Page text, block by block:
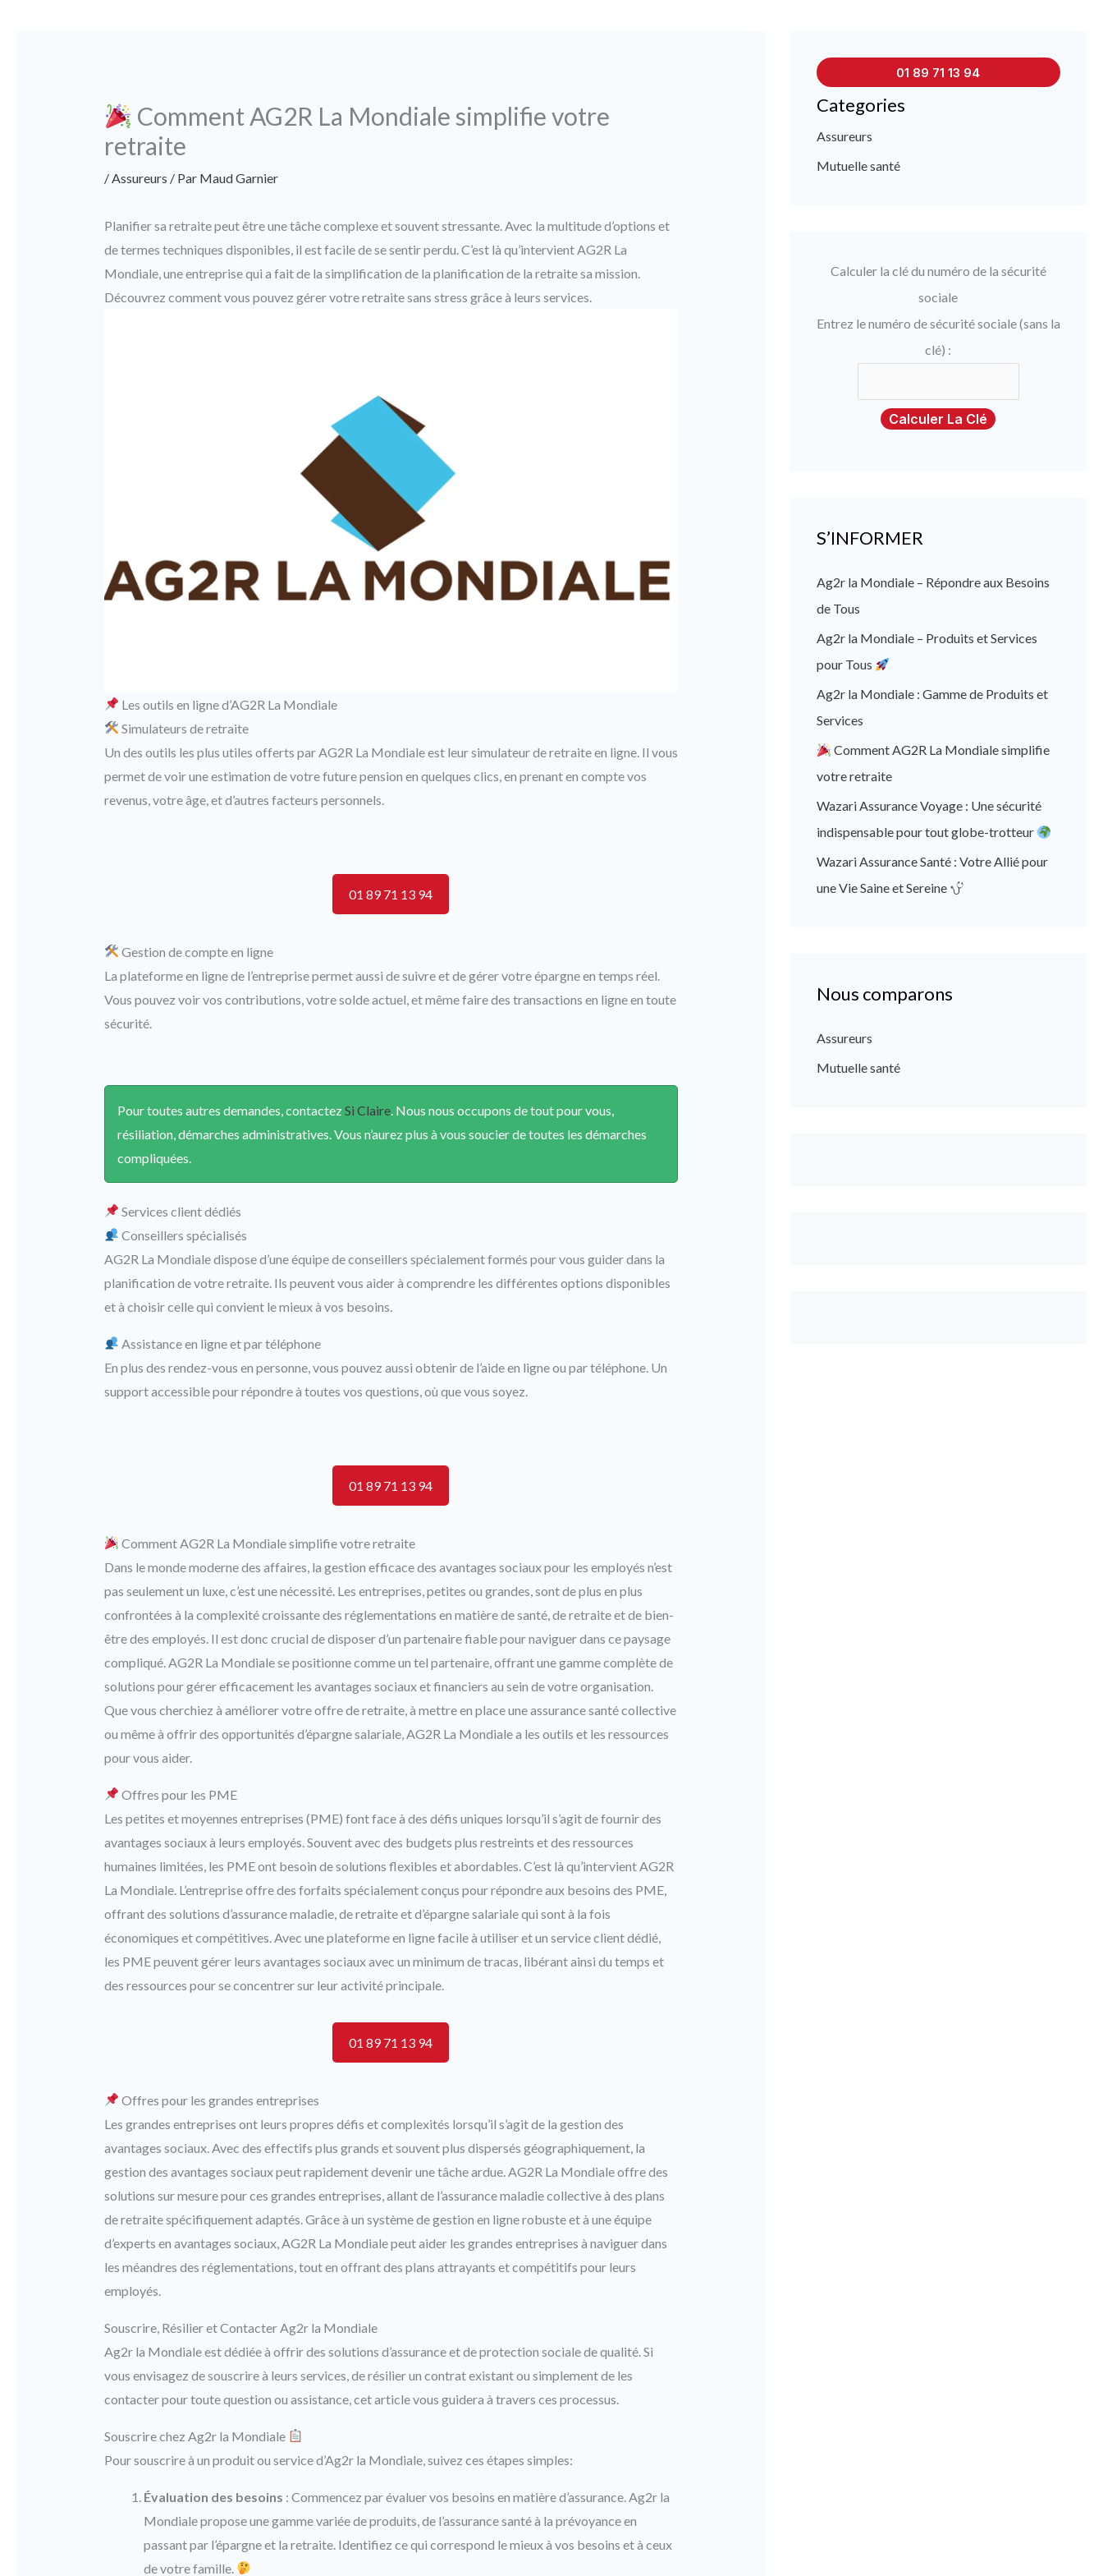
Comment AG2R La Mondiale simplifie votre
retraite
/Assureurs / Par Maud Garnier
Planifier sa retraite peut être une tâche complexe et souvent stressante. Avec la multitude d’options et
de termes techniques disponibles, il est facile de se sentir perdu. C’est là qu’intervient AG2R La
Mondiale, une entreprise qui a fait de la simplification de la planification de la retraite sa mission.
Découvrez comment vous pouvez gérer votre retraite sans stress grâce à leurs services.
Les outils en ligne d’AG2R La Mondiale
Simulateurs de retraite
Un des outils les plus utiles offerts par AG2R La Mondiale est leur simulateur de retraite en ligne. Il vous
permet de voir une estimation de votre future pension en quelques clics, en prenant en compte vos
revenus, votre âge, et d’autres facteurs personnels.
01 89 71 13 94
Gestion de compte en ligne
La plateforme en ligne de l’entreprise permet aussi de suivre et de gérer votre épargne en temps réel.
Vous pouvez voir vos contributions, votre solde actuel, et même faire des transactions en ligne en toute
sécurité.
Pour toutes autres demandes, contactezSi Claire. Nous nous occupons de tout pour vous,
résiliation, démarches administratives. Vous n’aurez plus à vous soucier de toutes les démarches
compliquées.
Services client dédiés
Conseillers spécialisés
AG2R La Mondiale dispose d’une équipe de conseillers spécialement formés pour vous guider dans la
planification de votre retraite. Ils peuvent vous aider à comprendre les différentes options disponibles
et à choisir celle qui convient le mieux à vos besoins.
Assistance en ligne et par téléphone
En plus des rendez-vous en personne, vous pouvez aussi obtenir de l’aide en ligne ou par téléphone. Un
support accessible pour répondre à toutes vos questions, où que vous soyez.
01 89 71 13 94
Comment AG2R La Mondiale simplifie votre retraite
Dans le monde moderne des affaires, la gestion efficace des avantages sociaux pour les employés n’est
pas seulement un luxe, c’est une nécessité. Les entreprises, petites ou grandes, sont de plus en plus
confrontées à la complexité croissante des réglementations en matière de santé, de retraite et de bien-
être des employés. Il est donc crucial de disposer d’un partenaire fiable pour naviguer dans ce paysage
compliqué. AG2R La Mondiale se positionne comme un tel partenaire, offrant une gamme complète de
solutions pour gérer efficacement les avantages sociaux et financiers au sein de votre organisation.
Que vous cherchiez à améliorer votre offre de retraite, à mettre en place une assurance santé collective
ou même à offrir des opportunités d’épargne salariale, AG2R La Mondiale a les outils et les ressources
pour vous aider.
Offres pour les PME
Les petites et moyennes entreprises (PME) font face à des défis uniques lorsqu’il s’agit de fournir des
avantages sociaux à leurs employés. Souvent avec des budgets plus restreints et des ressources
humaines limitées, les PME ont besoin de solutions flexibles et abordables. C’est là qu’intervient AG2R
La Mondiale. L’entreprise offre des forfaits spécialement conçus pour répondre aux besoins des PME,
offrant des solutions d’assurance maladie, de retraite et d’épargne salariale qui sont à la fois
économiques et compétitives. Avec une plateforme en ligne facile à utiliser et un service client dédié,
les PME peuvent gérer leurs avantages sociaux avec un minimum de tracas, libérant ainsi du temps et
des ressources pour se concentrer sur leur activité principale.
01 89 71 13 94
Offres pour les grandes entreprises
Les grandes entreprises ont leurs propres défis et complexités lorsqu’il s’agit de la gestion des
avantages sociaux. Avec des effectifs plus grands et souvent plus dispersés géographiquement, la
gestion des avantages sociaux peut rapidement devenir une tâche ardue. AG2R La Mondiale offre des
solutions sur mesure pour ces grandes entreprises, allant de l’assurance maladie collective à des plans
de retraite spécifiquement adaptés. Grâce à un système de gestion en ligne robuste et à une équipe
d’experts en avantages sociaux, AG2R La Mondiale peut aider les grandes entreprises à naviguer dans
les méandres des réglementations, tout en offrant des plans attrayants et compétitifs pour leurs
employés.
Souscrire, Résilier et Contacter Ag2r la Mondiale
Ag2r la Mondiale est dédiée à offrir des solutions d’assurance et de protection sociale de qualité. Si
vous envisagez de souscrire à leurs services, de résilier un contrat existant ou simplement de les
contacter pour toute question ou assistance, cet article vous guidera à travers ces processus.
Souscrire chez Ag2r la Mondiale
Pour souscrire à un produit ou service d’Ag2r la Mondiale, suivez ces étapes simples:
Évaluation des besoins : Commencez par évaluer vos besoins en matière d’assurance. Ag2r la
Mondiale propose une gamme variée de produits, de l’assurance santé à la prévoyance en
passant par l’épargne et la retraite. Identifiez ce qui correspond le mieux à vos besoins et à ceux
de votre famille.
01 89 71 13 94
Categories
Assureurs
Mutuelle santé
Calculer la clé du numéro de la sécurité
sociale
Entrez le numéro de sécurité sociale (sans la
clé) :
Calculer La Clé
S’INFORMER
Ag2r la Mondiale – Répondre aux Besoins
de Tous
Ag2r la Mondiale – Produits et Services
pour Tous
Ag2r la Mondiale : Gamme de Produits et
Services
Comment AG2R La Mondiale simplifie
votre retraite
Wazari Assurance Voyage : Une sécurité
indispensable pour tout globe-trotteur
Wazari Assurance Santé : Votre Allié pour
une Vie Saine et Sereine
Nous comparons
Assureurs
Mutuelle santé